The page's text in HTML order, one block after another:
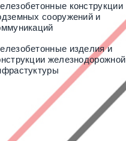
конструкции
сооружений и
изделия и
железнодорожной